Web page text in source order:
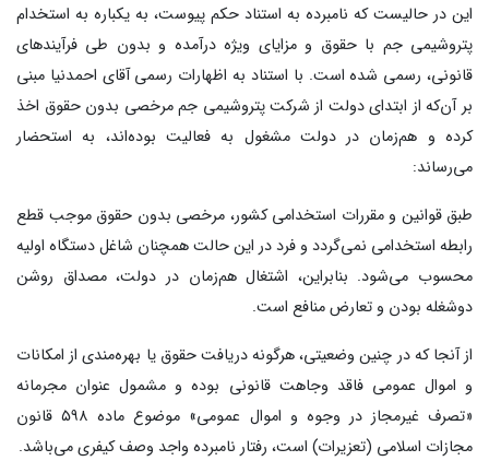
این در حالیست که نامبرده به استناد حکم پیوست، به یکباره به استخدام
پتروشیمی جم با حقوق و مزایای ویژه درآمده و بدون طی فرآیندهای
قانونی، رسمی شده است. با استناد به اظهارات رسمی آقای احمدنیا مبنی
بر آن‌که از ابتدای دولت از شرکت پتروشیمی جم مرخصی بدون حقوق اخذ
کرده و هم‌زمان در دولت مشغول به فعالیت بوده‌اند، به استحضار
می‌رساند:
طبق قوانین و مقررات استخدامی کشور، مرخصی بدون حقوق موجب قطع
رابطه استخدامی نمی‌گردد و فرد در این حالت همچنان شاغل دستگاه اولیه
محسوب می‌شود. بنابراین، اشتغال هم‌زمان در دولت، مصداق روشن
دوشغله بودن و تعارض منافع است.
از آنجا که در چنین وضعیتی، هرگونه دریافت حقوق یا بهره‌مندی از امکانات
و اموال عمومی فاقد وجاهت قانونی بوده و مشمول عنوان مجرمانه
«تصرف غیرمجاز در وجوه و اموال عمومی» موضوع ماده ۵۹۸ قانون
مجازات اسلامی (تعزیرات) است، رفتار نامبرده واجد وصف کیفری می‌باشد.